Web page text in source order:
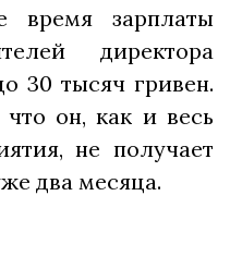
время зарплаты
директора
30 тысяч гривен.
он, как и весь
не получает
два месяца.